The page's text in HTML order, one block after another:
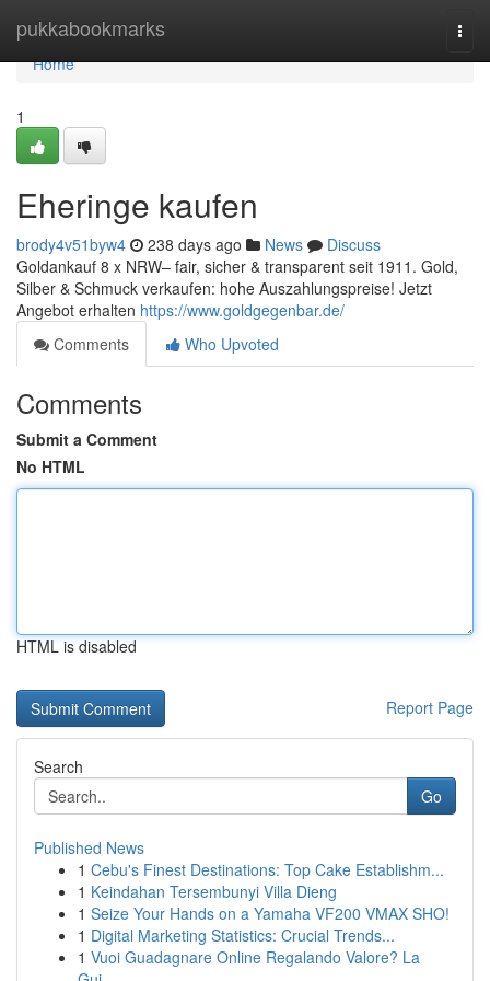
pukkabookmarks
Home
Home
1
Eheringe kaufen
brody4v51byw4 238 days ago News
Discuss
Goldankauf 8 x NRW– fair, sicher & transparent seit 1911. Gold,
Silber & Schmuck verkaufen: hohe Auszahlungspreise! Jetzt
Angebot erhalten https://www.goldgegenbar.de/
Comments
Who Upvoted
Comments
Submit a Comment
No HTML
HTML is disabled
Report Page
Search
Go
Published News
1 Cebu's Finest Destinations: Top Cake Establishm...
1 Keindahan Tersembunyi Villa Dieng
1 Seize Your Hands on a Yamaha VF200 VMAX SHO!
1 Digital Marketing Statistics: Crucial Trends...
1 Vuoi Guadagnare Online Regalando Valore? La